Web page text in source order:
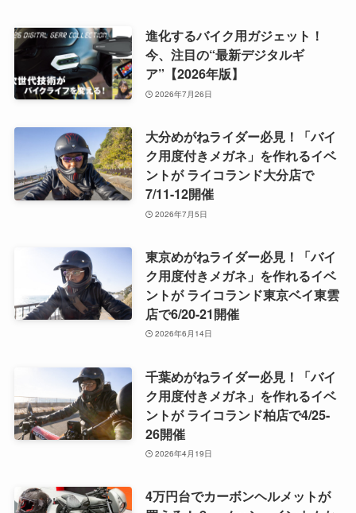
進化するバイク用ガジェット！
今、注目の“最新デジタルギ
ア”【2026年版】
2026年7月26日
大分めがねライダー必見！「バイ
ク用度付きメガネ」を作れるイベ
ントが ライコランド大分店で
7/11-12開催
2026年7月5日
東京めがねライダー必見！「バイ
ク用度付きメガネ」を作れるイベ
ントが ライコランド東京ベイ東雲
店で6/20-21開催
2026年6月14日
千葉めがねライダー必見！「バイ
ク用度付きメガネ」を作れるイベ
ントが ライコランド柏店で4/25-
26開催
2026年4月19日
4万円台でカーボンヘルメットが